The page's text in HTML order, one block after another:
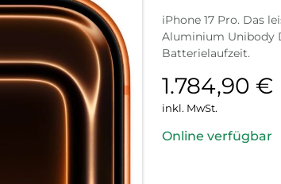
iPhone 17 Pro. Das
Aluminium Unibody
Batterielaufzeit.
1.784,90 €
inkl. MwSt.
Online verfügbar